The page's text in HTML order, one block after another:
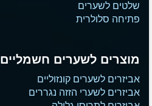
שלטים לשערים
פתיחה סלולרית
מוצרים לשערים חשמליים
אביזרים לשערים קונזוליים
אביזרים לשערי הזזה נגררים